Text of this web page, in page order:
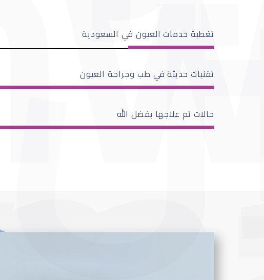
تغطية خدمات العيون في السعودية
تقنيات حديثة في طب وجراحة العيون
حالات تم علاجها بفضل الله